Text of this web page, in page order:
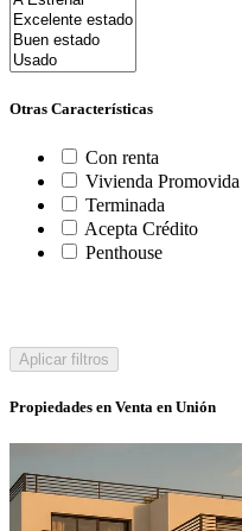
Otras Características
Con renta
Vivienda Promovida
Terminada
Acepta Crédito
Penthouse
Aplicar filtros
Propiedades en Venta en Unión